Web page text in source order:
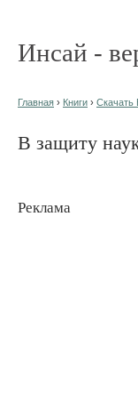
Инсай -
Главная › Книги › Скачать
В защиту
Реклама